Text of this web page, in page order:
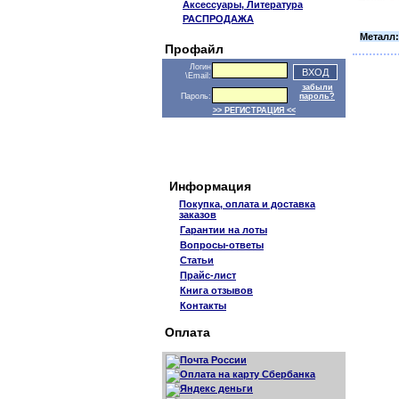
Аксессуары, Литература
РАСПРОДАЖА
Профайл
Логин
\Email:
Пароль:
забыли
пароль?
>> РЕГИСТРАЦИЯ <<
Информация
Покупка, оплата и доставка
заказов
Гарантии на лоты
Вопросы-ответы
Статьи
Прайс-лист
Книга отзывов
Контакты
Оплата
Металл: